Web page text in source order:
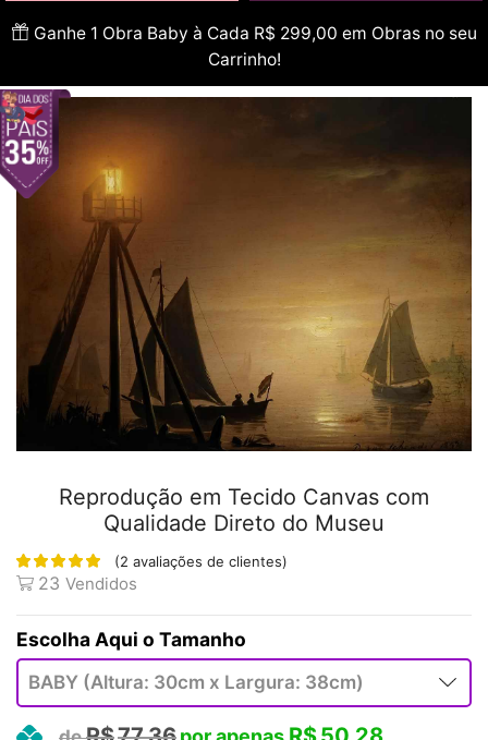
Ganhe 1 Obra Baby à Cada R$ 299,00 em Obras no seu
Carrinho!
Reprodução em Tecido Canvas com
Qualidade Direto do Museu
(2 avaliações de clientes)
23 Vendidos
Tamanho